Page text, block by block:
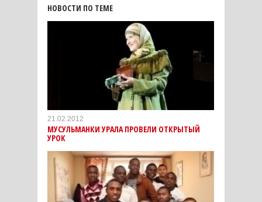
НОВОСТИ ПО ТЕМЕ
21.02.2012
МУСУЛЬМАНКИ УРАЛА ПРОВЕЛИ ОТКРЫТЫЙ
УРОК